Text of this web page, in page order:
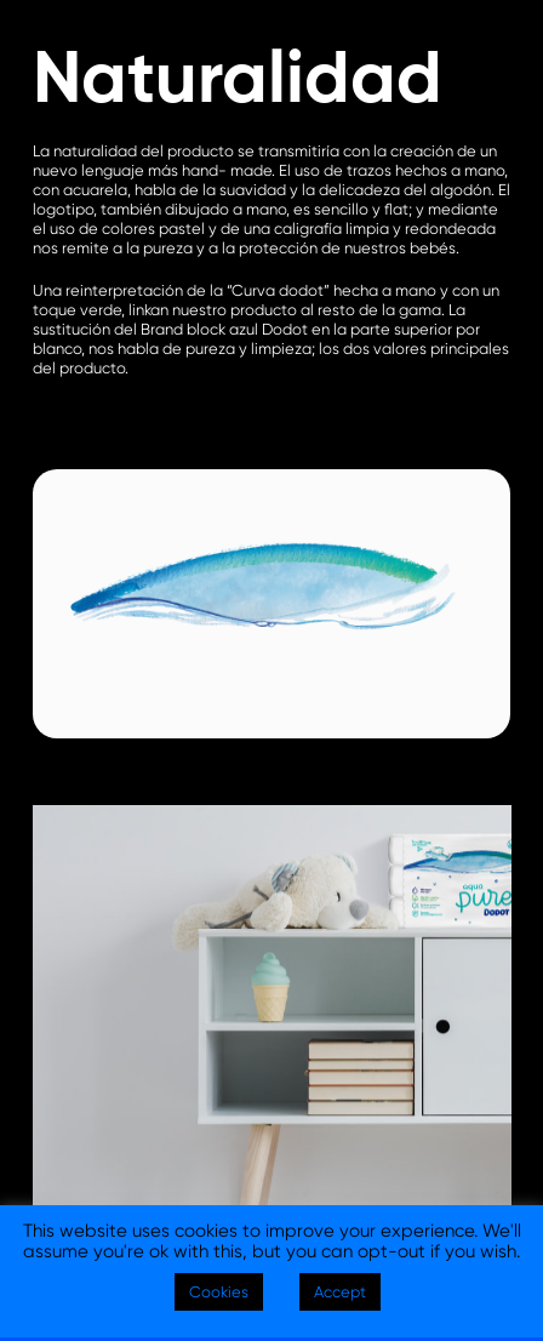
Naturalidad
La naturalidad del producto se transmitiría con la creación de un
nuevo lenguaje más hand- made. El uso de trazos hechos a mano,
con acuarela, habla de la suavidad y la delicadeza del algodón. El
logotipo, también dibujado a mano, es sencillo y flat; y mediante
el uso de colores pastel y de una caligrafía limpia y redondeada
nos remite a la pureza y a la protección de nuestros bebés.
Una reinterpretación de la “Curva dodot” hecha a mano y con un
toque verde, linkan nuestro producto al resto de la gama. La
sustitución del Brand block azul Dodot en la parte superior por
blanco, nos habla de pureza y limpieza; los dos valores principales
del producto.
© 2026 Columna Branding - Consultora y Agencia de
Branding en Barcelona y Madrid. |Aviso legal
privacidad
This website uses cookies to improve your experience. We'll
assume you're ok with this, but you can opt-out if you wish.
Cookies Accept